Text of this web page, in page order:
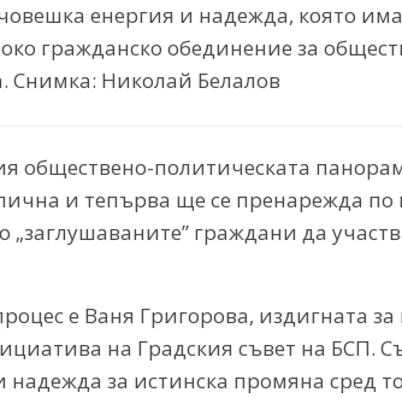
енергия и надежда, която има
гражданско обединение за
Снимка: Николай Белалов
обществено-политическата
и тепърва ще се пренарежда
граждани да
е Ваня Григорова, издигната
на Градския съвет на БСП.
за истинска промяна сред